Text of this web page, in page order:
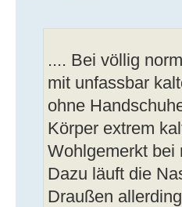
.... Bei völlig
mit unfassbar
ohne
Körper extrem
Wohlgemerkt bei
Dazu läuft die
Draußen